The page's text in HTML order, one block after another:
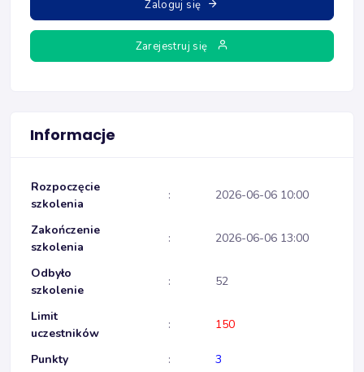
Zaloguj się
Zarejestruj się
Informacje
Rozpoczęcie
szkolenia
: 2026-06-06 10:00
Zakończenie
szkolenia
: 2026-06-06 13:00
Odbyło
szkolenie
: 52
Limit
uczestników
: 150
Punkty : 3